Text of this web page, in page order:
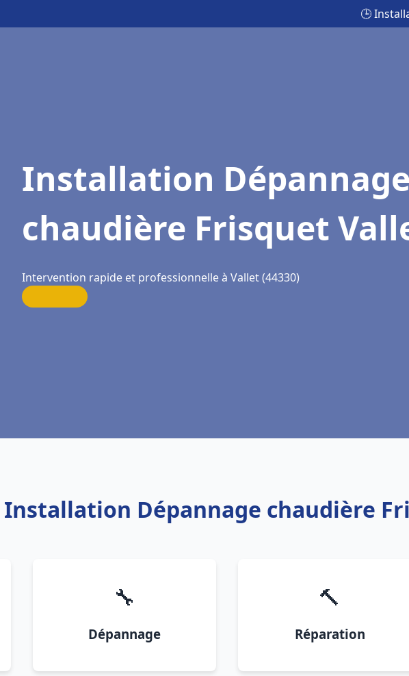
🕒
Installation Dépannage
chaudière Frisquet
Intervention rapide et professionnelle à Vallet (44330)
Installation Dépannage chaudière
🔧
Dépannage
🔨
Réparation